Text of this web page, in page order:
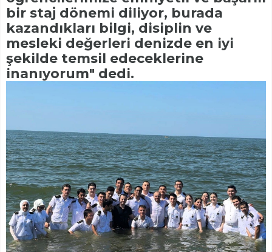
bir staj dönemi diliyor, burada
kazandıkları bilgi, disiplin ve
mesleki değerleri denizde en iyi
şekilde temsil edeceklerine
inanıyorum" dedi.